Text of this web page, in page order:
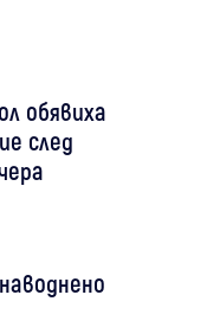
обявиха
след